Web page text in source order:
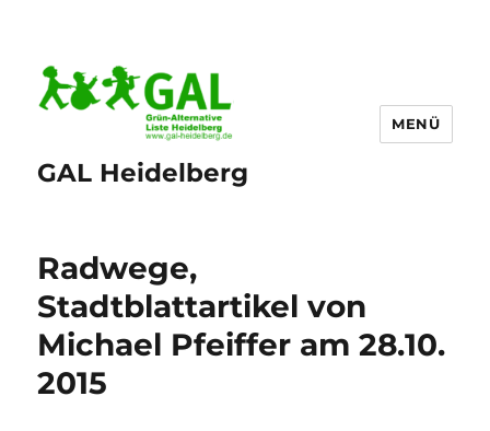
GAL Heidelberg
MENÜ
Radwege,
Stadtblattartikel von
Michael Pfeiffer am 28.10.
2015